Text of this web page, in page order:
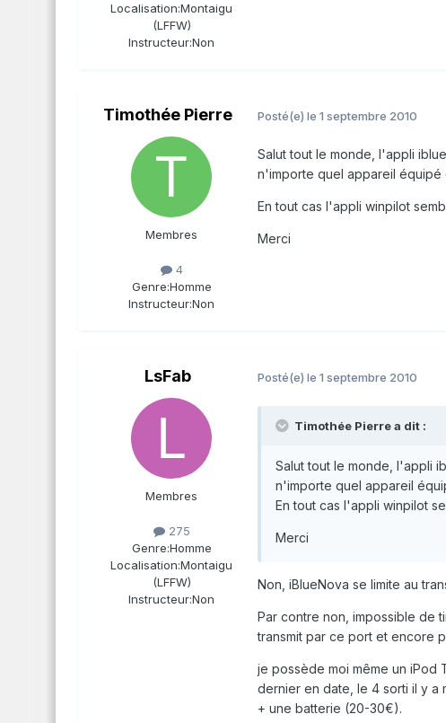
Localisation:Montaigu
(LFFW)
Instructeur:Non
Timothée Pierre
Membres
4
Genre:Homme
Instructeur:Non
Posté(e) le 1 septembre 2010
Salut tout le monde, l'appli
n'importe quel appareil équipé
En tout cas l'appli winpilot
Merci
LsFab
Membres
275
Genre:Homme
Localisation:Montaigu
(LFFW)
Instructeur:Non
Posté(e) le 1 septembre 2010
Timothée Pierre a dit :
Salut tout le monde, l'appli
n'importe quel appareil
En tout cas l'appli winpilot
Merci
Non, iBlueNova se limite au
Par contre non, impossible de
transmit par ce port et encore
je possède moi même un iPod
dernier en date, le 4 sorti il y a
+ une batterie (20-30€).